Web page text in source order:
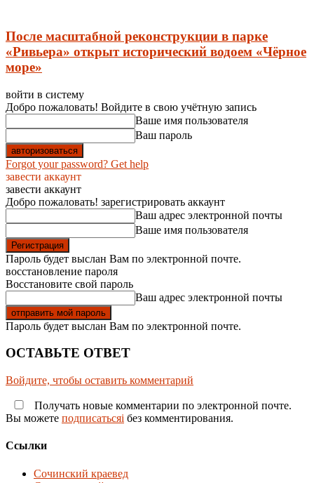
После масштабной реконструкции в парке
«Ривьера» открыт исторический водоем «Чёрное
море»
войти в систему
Добро пожаловать! Войдите в свою учётную запись
Ваше имя пользователя
Ваш пароль
Forgot your password? Get help
завести аккаунт
завести аккаунт
Добро пожаловать! зарегистрировать аккаунт
Ваш адрес электронной почты
Ваше имя пользователя
Пароль будет выслан Вам по электронной почте.
восстановление пароля
Восстановите свой пароль
Ваш адрес электронной почты
Пароль будет выслан Вам по электронной почте.
ОСТАВЬТЕ ОТВЕТ
Войдите, чтобы оставить комментарий
Получать новые комментарии по электронной почте.
Вы можете подписатьсяi без комментирования.
Ссылки
Сочинский краевед